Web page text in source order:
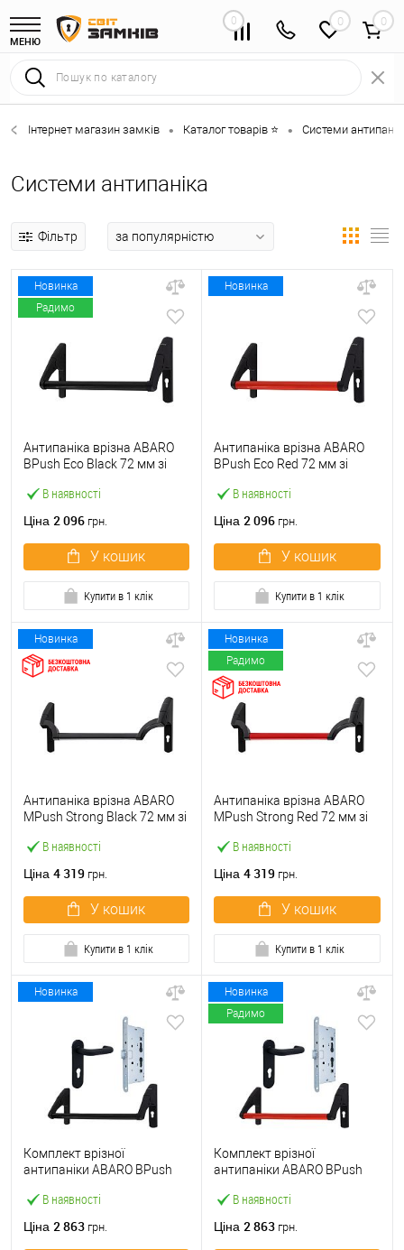
МЕНЮ
0 0
Інтернет магазин замків • Каталог товарів ⭐ • Системи
Системи антипаніка
Фільтр
Новинка
Радимо
В наявності
Антипаніка врізна ABARO
BPush Eco Black 72 мм зі
Ціна 2 096 грн.
У кошик
Купити в 1 клік
Новинка
В наявності
Антипаніка врізна ABARO
BPush Eco Red 72 мм зі
Ціна 2 096 грн.
У кошик
Купити в 1 клік
Новинка
В наявності
Антипаніка врізна ABARO
МPush Strong Black 72 мм зі
Ціна 4 319 грн.
У кошик
Купити в 1 клік
Новинка
Радимо
В наявності
Антипаніка врізна ABARO
МPush Strong Red 72 мм зі
Ціна 4 319 грн.
У кошик
Купити в 1 клік
Новинка
В наявності
Комплект врізної
антипаніки ABARO BPush
чорний із замком та ручкою
Ціна 2 863 грн.
Новинка
Радимо
В наявності
Комплект врізної
антипаніки ABARO BPush
червоний із замком та
Ціна 2 863 грн.